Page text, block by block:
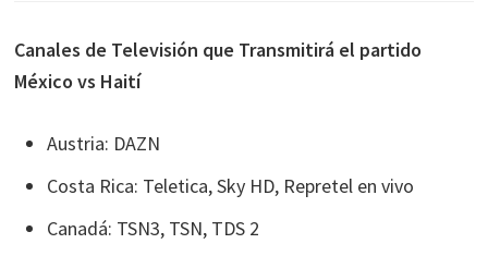
Canales de Televisión que Transmitirá el partido
México vs Haití
Austria: DAZN
Costa Rica: Teletica, Sky HD, Repretel en vivo
Canadá: TSN3, TSN, TDS 2